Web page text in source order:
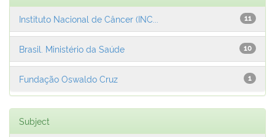
11
Instituto Nacional de Câncer (INC...
10
Brasil. Ministério da Saúde
1
Fundação Oswaldo Cruz
Subject